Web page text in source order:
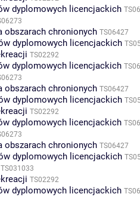
dyplomowych licencjackich
obszarach chronionych TS06427
dyplomowych licencjackich
TS02292
dyplomowych licencjackich
obszarach chronionych TS06427
dyplomowych licencjackich
TS02292
dyplomowych licencjackich
obszarach chronionych TS06427
dyplomowych licencjackich
TS031033
TS02292
dyplomowych licencjackich